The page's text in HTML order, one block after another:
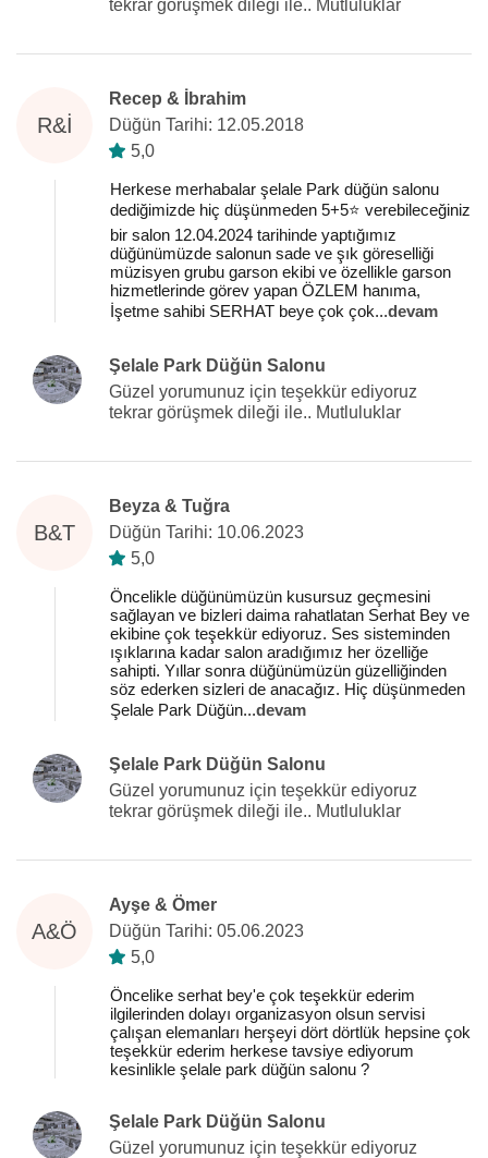
tekrar görüşmek dileği ile.. Mutluluklar
R&İ
Recep & İbrahim
Düğün Tarihi: 12.05.2018
5,0
Herkese merhabalar şelale Park düğün salonu
dediğimizde hiç düşünmeden 5+5⭐ verebileceğiniz
bir salon 12.04.2024 tarihinde yaptığımız
düğünümüzde salonun sade ve şık göreselliği
müzisyen grubu garson ekibi ve özellikle garson
hizmetlerinde görev yapan ÖZLEM hanıma,
İşetme sahibi SERHAT beye çok çok...devam
Şelale Park Düğün Salonu
Güzel yorumunuz için teşekkür ediyoruz
tekrar görüşmek dileği ile.. Mutluluklar
B&T
Beyza & Tuğra
Düğün Tarihi: 10.06.2023
5,0
Öncelikle düğünümüzün kusursuz geçmesini
sağlayan ve bizleri daima rahatlatan Serhat Bey ve
ekibine çok teşekkür ediyoruz. Ses sisteminden
ışıklarına kadar salon aradığımız her özelliğe
sahipti. Yıllar sonra düğünümüzün güzelliğinden
söz ederken sizleri de anacağız. Hiç düşünmeden
Şelale Park Düğün...devam
Şelale Park Düğün Salonu
Güzel yorumunuz için teşekkür ediyoruz
tekrar görüşmek dileği ile.. Mutluluklar
A&Ö
Ayşe & Ömer
Düğün Tarihi: 05.06.2023
5,0
Öncelike serhat bey'e çok teşekkür ederim
ilgilerinden dolayı organizasyon olsun servisi
çalışan elemanları herşeyi dört dörtlük hepsine çok
teşekkür ederim herkese tavsiye ediyorum
kesinlikle şelale park düğün salonu ?
Şelale Park Düğün Salonu
Güzel yorumunuz için teşekkür ediyoruz